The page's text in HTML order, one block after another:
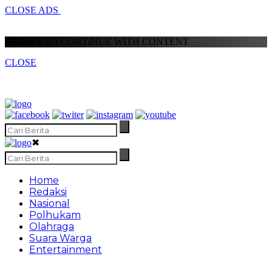
CLOSE ADS
SCROLL TO CONTINUE WITH CONTENT
CLOSE
✖
Home
Redaksi
Nasional
Polhukam
Olahraga
Suara Warga
Entertainment